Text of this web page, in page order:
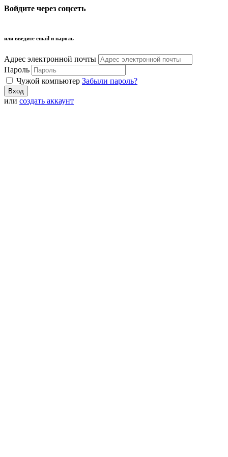
Войдите через соцсеть
или введите email и пароль
Адрес электронной почты
Пароль
Чужой компьютер Забыли пароль?
или создать аккаунт